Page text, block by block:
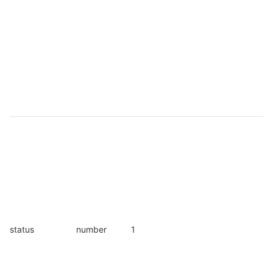
status number 1